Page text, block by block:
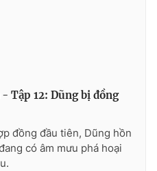
Tập 12: Dũng bị đồng
đồng đầu tiên, Dũng hồn
có âm mưu phá hoại